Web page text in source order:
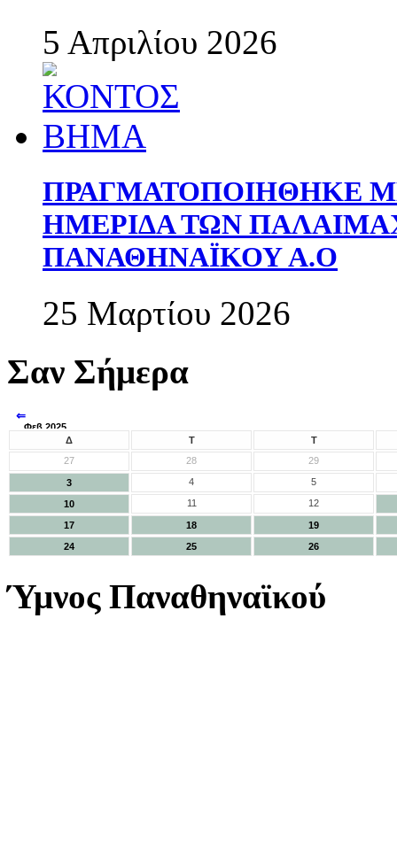
5 Απριλίου 2026
ΠΡΑΓΜΑΤΟΠΟΙΗΘΗΚΕ
ΗΜΕΡΙΔΑ ΤΩΝ
ΠΑΝΑΘΗΝΑΪΚΟΥ Α.Ο
25 Μαρτίου 2026
Σαν Σήμερα
⇐
Φεβ 2025
Δ Τ
Τ
27
28 29
3 4 5
10 11 12
17 18
19
24
25 26
Ύμνος Παναθηναϊκού